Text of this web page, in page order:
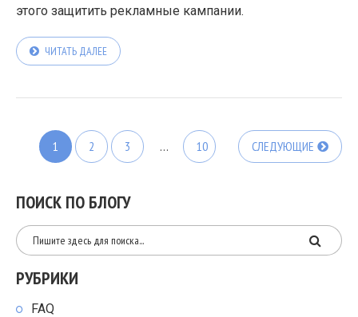
этого защитить рекламные кампании.
ЧИТАТЬ ДАЛЕЕ
1 2 3 … 10 СЛЕДУЮЩИЕ
ПОИСК ПО БЛОГУ
РУБРИКИ
FAQ